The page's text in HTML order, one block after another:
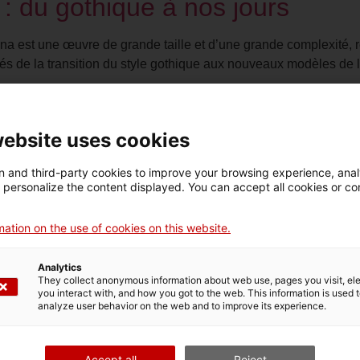
du gothique à nos jours
est une œuvre de grande taille et d’une grande
de la transition du style gothique aux nouveaux modèles
à l’huile de Jaume
deux petites toiles à l’huile, qui firent l’objet d’une
dernières années. Les interventions ont consisté à
Sant Pere de Púbol par
été réalisée en 2002 à l’occasion de l’exposition « Bernat
célèbre peintre catalan. Le retable est une œuvre du XVe
par Martí Alsina : une
uses cookies
and third-party cookies to improve your browsing experience,
the content displayed. You can accept all cookies or
on the use of cookies on this website.
Analytics
They collect anonymous information about web use, pages you visit,
you interact with, and how you got to the web. This information is used
analyze user behavior on the web and to improve its experience.